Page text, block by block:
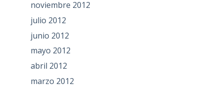
noviembre 2012
julio 2012
junio 2012
mayo 2012
abril 2012
marzo 2012